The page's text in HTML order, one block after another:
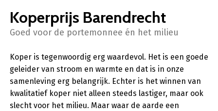
Koperprijs Barendrecht
Goed voor de portemonnee én het milieu
Koper is tegenwoordig erg waardevol. Het is een goede
geleider van stroom en warmte en dat is in onze
samenleving erg belangrijk. Echter is het winnen van
kwalitatief koper niet alleen steeds lastiger, maar ook
slecht voor het milieu. Maar waar de aarde een